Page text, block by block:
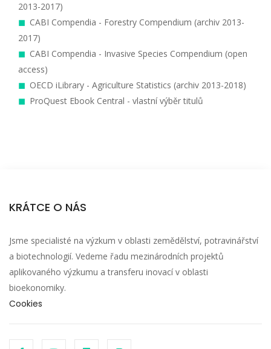
2013-2017)
CABI Compendia - Forestry Compendium (archiv 2013-
2017)
CABI Compendia - Invasive Species Compendium (open
access)
OECD iLibrary - Agriculture Statistics (archiv 2013-2018)
ProQuest Ebook Central - vlastní výběr titulů
KRÁTCE O NÁS
Jsme specialisté na výzkum v oblasti zemědělství, potravinářství
a biotechnologií. Vedeme řadu mezinárodních projektů
aplikovaného výzkumu a transferu inovací v oblasti
bioekonomiky.
Cookies